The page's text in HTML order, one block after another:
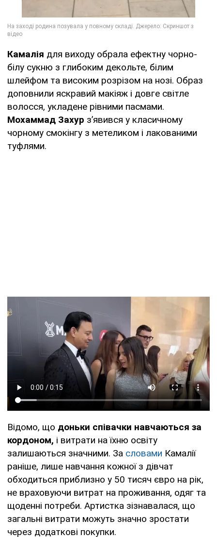
Камалія для виходу обрала ефектну чорно-
білу сукню з глибоким декольте, білим
шлейфом та високим розрізом на нозі. Образ
доповнили яскравий макіяж і довге світле
волосся, укладене рівними пасмами.
Мохаммад Захур з’явився у класичному
чорному смокінгу з метеликом і лакованими
туфлями.
Відомо, що доньки співачки навчаються за
кордоном, і витрати на їхню освіту
залишаються значними. За словами Камалії
раніше, лише навчання кожної з дівчат
обходиться приблизно у 50 тисяч євро на рік,
не враховуючи витрат на проживання, одяг та
щоденні потреби. Артистка зізнавалася, що
загальні витрати можуть значно зростати
через додаткові покупки.